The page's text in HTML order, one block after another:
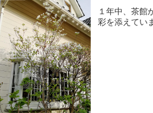
１年中、茶館
彩を添えてい